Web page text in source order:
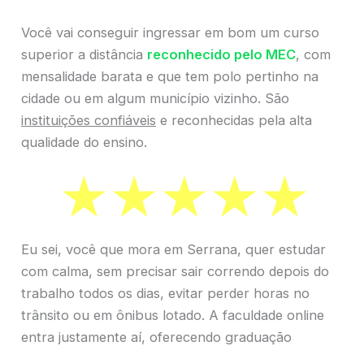
Você vai conseguir ingressar em bom um curso
superior a distância reconhecido pelo MEC, com
mensalidade barata e que tem polo pertinho na
cidade ou em algum município vizinho. São
instituições confiáveis e reconhecidas pela alta
qualidade do ensino.
Eu sei, você que mora em Serrana, quer estudar
com calma, sem precisar sair correndo depois do
trabalho todos os dias, evitar perder horas no
trânsito ou em ônibus lotado. A faculdade online
entra justamente aí, oferecendo graduação